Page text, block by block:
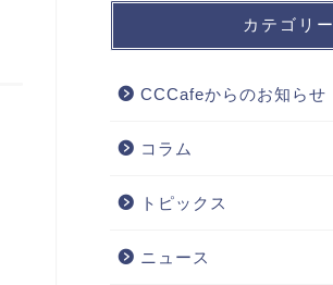
カテゴリー
CCCafeからのお知らせ
コラム
トピックス
ニュース